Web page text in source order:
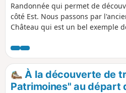
Randonnée qui permet de
côté Est. Nous passons par
Château qui est un bel exemple
petit cimetière militaire qui nous
horreurs de la guerre. Enfin,
de vue sur la vallée et sur la
À la découverte de
Patrimoines" au départ